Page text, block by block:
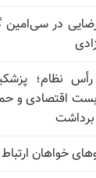
رضایی در سی‌امین
نظام؛
اقتصادی و
ارتباط - ۱۷مرداد